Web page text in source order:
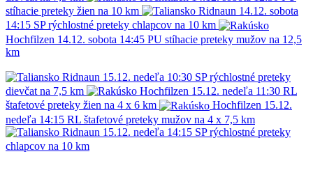
stíhacie preteky žien na 10 km
Ridnaun 14.12. sobota
14:15 SP rýchlostné preteky chlapcov na 10 km
Hochfilzen 14.12. sobota 14:45 PU stíhacie preteky mužov na 12,5
km
Ridnaun 15.12. nedeľa 10:30 SP rýchlostné preteky
dievčat na 7,5 km
Hochfilzen 15.12. nedeľa 11:30 RL
štafetové preteky žien na 4 x 6 km
Hochfilzen 15.12.
nedeľa 14:15 RL štafetové preteky mužov na 4 x 7,5 km
Ridnaun 15.12. nedeľa 14:15 SP rýchlostné preteky
chlapcov na 10 km